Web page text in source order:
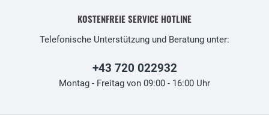
KOSTENFREIE SERVICE HOTLINE
Telefonische Unterstützung und Beratung unter:
+43 720 022932
Montag - Freitag von 09:00 - 16:00 Uhr